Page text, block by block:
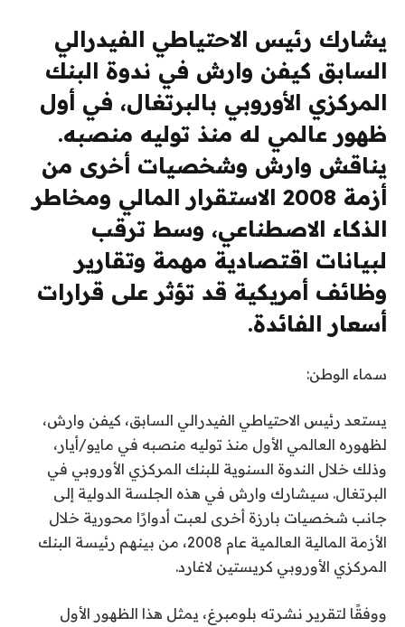
يشارك رئيس الاحتياطي الفيدرالي
السابق كيفن وارش في ندوة البنك
المركزي الأوروبي بالبرتغال، في أول
ظهور عالمي له منذ توليه منصبه.
يناقش وارش وشخصيات أخرى من
أزمة 2008 الاستقرار المالي ومخاطر
الذكاء الاصطناعي، وسط ترقب
لبيانات اقتصادية مهمة وتقارير
وظائف أمريكية قد تؤثر على قرارات
أسعار الفائدة.
سماء الوطن:
يستعد رئيس الاحتياطي الفيدرالي السابق، كيفن وارش،
لظهوره العالمي الأول منذ توليه منصبه في مايو/أيار،
وذلك خلال الندوة السنوية للبنك المركزي الأوروبي في
البرتغال. سيشارك وارش في هذه الجلسة الدولية إلى
جانب شخصيات بارزة أخرى لعبت أدوارًا محورية خلال
الأزمة المالية العالمية عام 2008، من بينهم رئيسة البنك
المركزي الأوروبي كريستين لاغارد.
ووفقًا لتقرير نشرته بلومبرغ، يمثل هذا الظهور الأول